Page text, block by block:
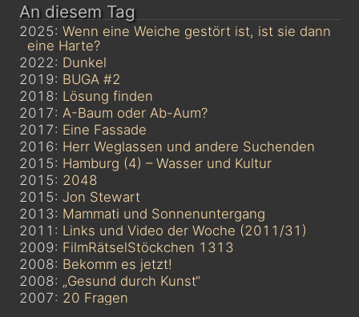
An diesem Tag
2025: Wenn eine Weiche gestört ist, ist sie dann
eine Harte?
2022: Dunkel
2019: BUGA #2
2018: Lösung finden
2017: A-Baum oder Ab-Aum?
2017: Eine Fassade
2016: Herr Weglassen und andere Suchenden
2015: Hamburg (4) – Wasser und Kultur
2015: 2048
2015: Jon Stewart
2013: Mammati und Sonnenuntergang
2011: Links und Video der Woche (2011/31)
2009: FilmRätselStöckchen 1313
2008: Bekomm es jetzt!
2008: „Gesund durch Kunst“
2007: 20 Fragen